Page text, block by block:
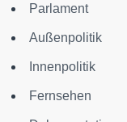
Parlament
Außenpolitik
Innenpolitik
Fernsehen